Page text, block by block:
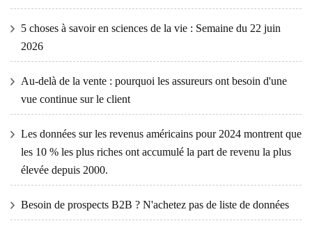
5 choses à savoir en sciences de la vie : Semaine du 22 juin
2026
Au-delà de la vente : pourquoi les assureurs ont besoin d'une
vue continue sur le client
Les données sur les revenus américains pour 2024 montrent que
les 10 % les plus riches ont accumulé la part de revenu la plus
élevée depuis 2000.
Besoin de prospects B2B ? N'achetez pas de liste de données